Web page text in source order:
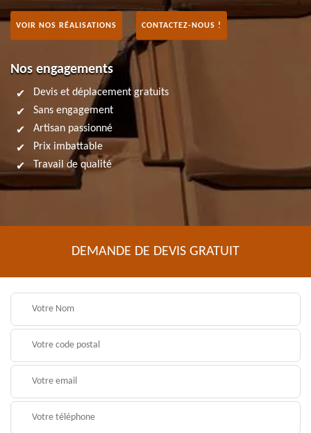
VOIR NOS RÉALISATIONS CONTACTEZ-NOUS !
Nos engagements
Devis et déplacement gratuits
Sans engagement
Artisan passionné
Prix imbattable
Travail de qualité
DEMANDE DE DEVIS GRATUIT